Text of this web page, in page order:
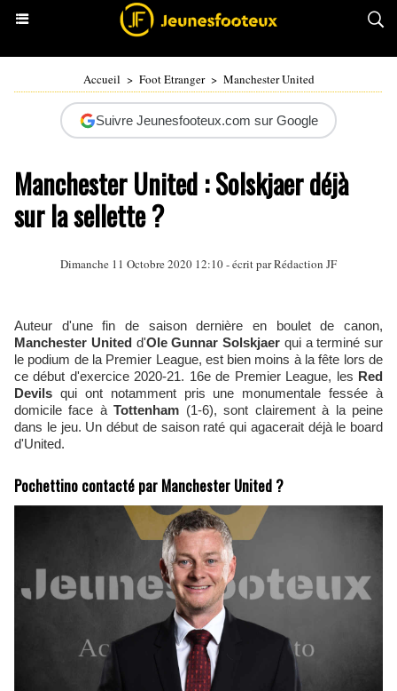
Accueil > Foot Etranger > Manchester United
Suivre Jeunesfooteux.com sur Google
Manchester United : Solskjaer déjà
sur la sellette ?
Dimanche 11 Octobre 2020 12:10 - écrit par Rédaction JF
Auteur d'une fin de saison dernière en boulet de canon,
Manchester Unitedd'Ole Gunnar Solskjaer qui a terminé sur
le podium de la Premier League, est bien moins à la fête lors de
ce début d'exercice 2020-21. 16e de Premier League, les Red
Devils qui ont notamment pris une monumentale fessée à
domicile face àTottenham (1-6), sont clairement à la peine
dans le jeu. Un début de saison raté qui agacerait déjà le board
d'United.
Pochettino contacté par Manchester United ?